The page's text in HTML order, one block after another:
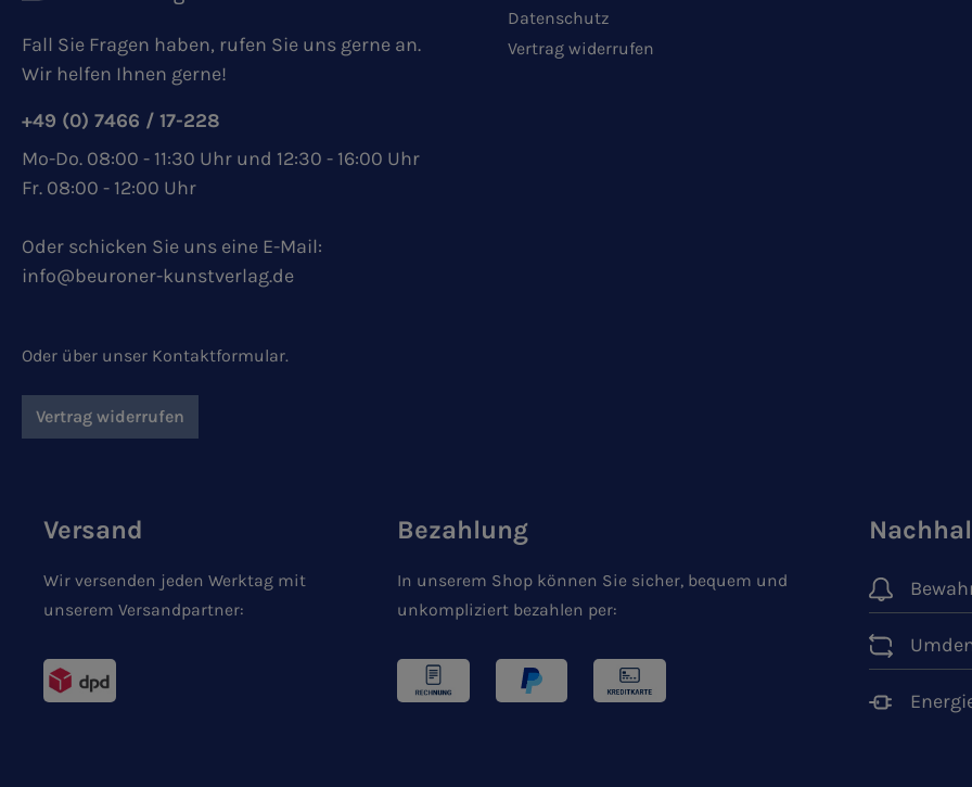
Fall Sie Fragen haben, rufen Sie uns gerne an.
Wir helfen Ihnen gerne!
+49 (0) 7466 / 17-228
Mo-Do. 08:00 - 11:30 Uhr und 12:30 - 16:00 Uhr
Fr. 08:00 - 12:00 Uhr
Oder schicken Sie uns eine E-Mail:
info@beuroner-kunstverlag.de
Oder über unser Kontaktformular.
Vertrag widerrufen
Datenschutz
Vertrag widerrufen
Versand
Wir versenden jeden Werktag mit
unserem Versandpartner:
Bezahlung
In unserem Shop können Sie sicher, bequem und
unkompliziert bezahlen per: